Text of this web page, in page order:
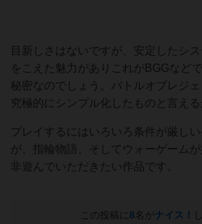
目新しさはないですが、安定したシ
をこえた魅力がありこれがBGGなど
秘密なのでしょう。バトルオブレジ
究極的にシンプル化したものと言える
プレイするにはいろいろ条件が厳しい
が、指輪物語、そしてウォーゲーム
非遊んでいただきたい作品です。
この投稿に 8名がナイス！